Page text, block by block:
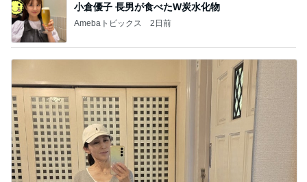
小倉優子 長男が食べたW炭水化物
Amebaトピックス 2日前